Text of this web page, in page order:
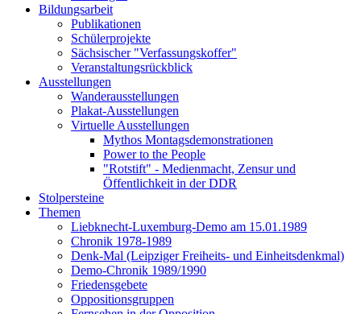
Bildungsarbeit
Publikationen
Schülerprojekte
Sächsischer "Verfassungskoffer"
Veranstaltungsrückblick
Ausstellungen
Wanderausstellungen
Plakat-Ausstellungen
Virtuelle Ausstellungen
Mythos Montagsdemonstrationen
Power to the People
"Rotstift" - Medienmacht, Zensur und
Öffentlichkeit in der DDR
Stolpersteine
Themen
Liebknecht-Luxemburg-Demo am 15.01.1989
Chronik 1978-1989
Denk-Mal (Leipziger Freiheits- und Einheitsdenkmal)
Demo-Chronik 1989/1990
Friedensgebete
Oppositionsgruppen